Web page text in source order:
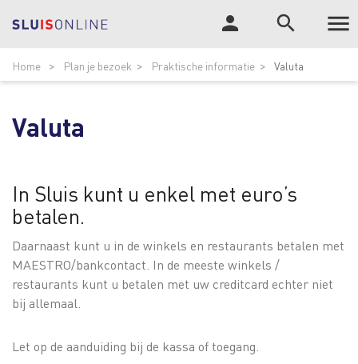

ZOEK
search
person
Home Plan je bezoek Praktische informatie Valuta
Valuta
In Sluis kunt u enkel met euro’s
betalen.
Daarnaast kunt u in de winkels en restaurants betalen met
MAESTRO/bankcontact. In de meeste winkels /
restaurants kunt u betalen met uw creditcard echter niet
bij allemaal.
Let op de aanduiding bij de kassa of toegang.